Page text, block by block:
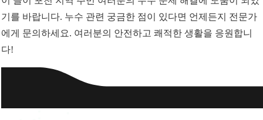
기를 바랍니다. 누수 관련 궁금한 점이 있다면 언제든지 전문가
에게 문의하세요. 여러분의 안전하고 쾌적한 생활을 응원합니
다!